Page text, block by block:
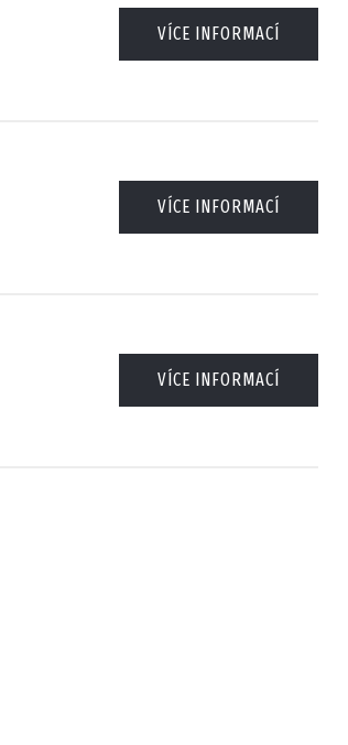
VÍCE INFORMACÍ
VÍCE INFORMACÍ
VÍCE INFORMACÍ